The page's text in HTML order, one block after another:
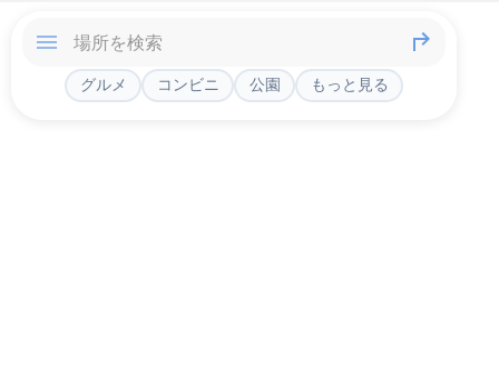
グルメ コンビニ 公園 もっと見る